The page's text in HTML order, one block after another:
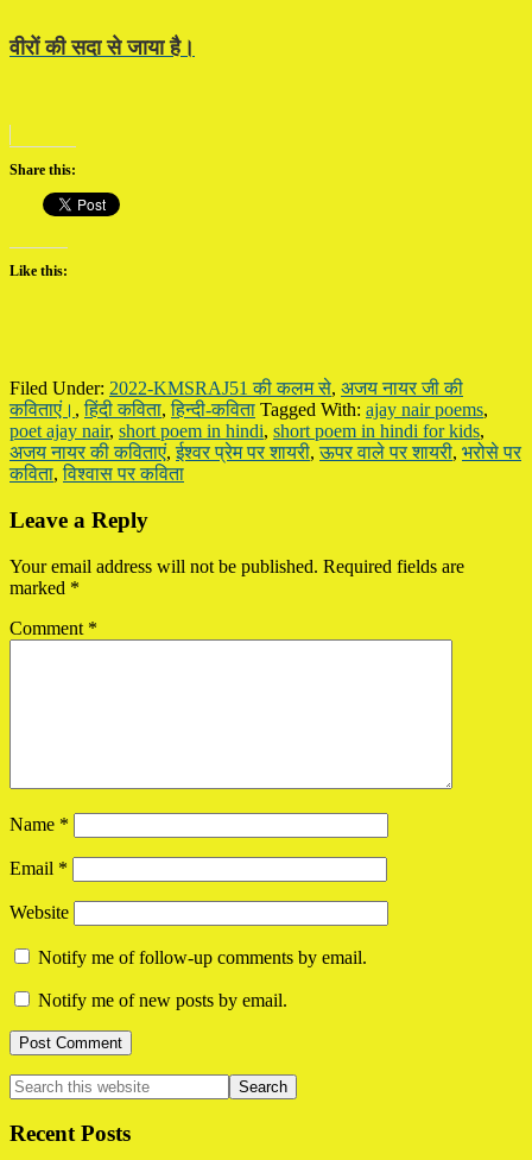
वीरों की सदा से जाया है।
Share this:
Like this:
Filed Under: 2022-KMSRAJ51 की कलम से, अजय नायर जी की
कविताएं। ,हिंदी कविता,हिन्दी-कविता Tagged With: ajay nair poems,
poet ajay nair, short poem in hindi, short poem in hindi for kids,
अजय नायर की कविताएं,ईश्वर प्रेम पर शायरी,ऊपर वाले पर शायरी, भरोसे पर
कविता,विश्वास पर कविता
Reader
Leave a Reply
Your email address will not be published. Required fields are
marked *
Comment *
Name *
Email *
Website
Notify me of follow-up comments by email.
Notify me of new posts by email.
Primary
Sidebar
Search
this
website
Recent Posts